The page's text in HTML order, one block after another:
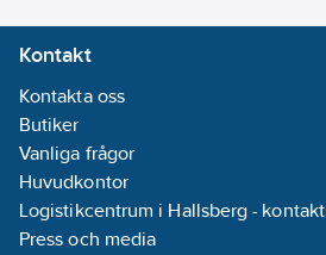
kg och behåller denna
vikt i tre månader.
Skyddet är tillverkat av
FSC wood och super
absorberande polymer
(SAP) – material som
är komposterbart efter
6 månader.
Kontakt
Kontakta oss
Butiker
Vanliga frågor
Huvudkontor
Logistikcentrum i Hallsberg -
Press och media